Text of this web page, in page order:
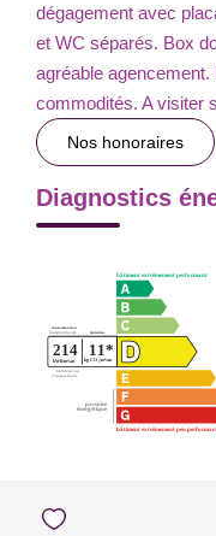
dégagement avec
et WC séparés. Box
agréable
commodités. A visiter
Nos honoraires
Diagnostics